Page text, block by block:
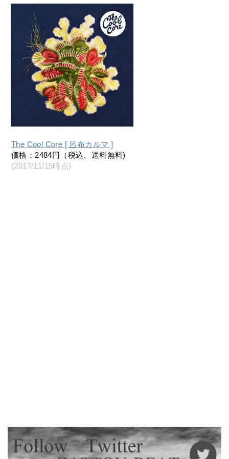
The Cool Core [ 呂布カルマ ]
価格：2484円（税込、送料無料)
(2017/11/15時点)